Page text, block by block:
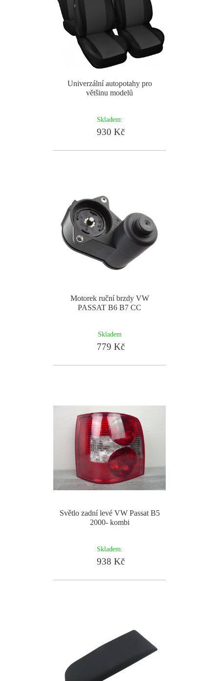
Univerzální autopotahy pro
většinu modelů
Skladem:
930 Kč
Motorek ruční brzdy VW
PASSAT B6 B7 CC
Skladem
779 Kč
Světlo zadní levé VW Passat B5
2000- kombi
Skladem:
938 Kč